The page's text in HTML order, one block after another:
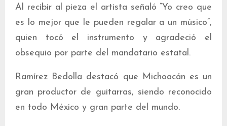
Al recibir al pieza el artista señaló “Yo creo que
es lo mejor que le pueden regalar a un músico”,
quien tocó el instrumento y agradeció el
obsequio por parte del mandatario estatal.
Ramírez Bedolla destacó que Michoacán es un
gran productor de guitarras, siendo reconocido
en todo México y gran parte del mundo.